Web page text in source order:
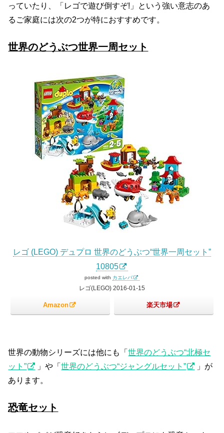
っていたり、「レゴで遊び倒すぞ!」という強い意志のあ
るご家庭には次の2つが特におすすめです。
世界のどうぶつ世界一周セット
レゴ (LEGO) デュプロ 世界のどうぶつ“世界一周セット”
10805
posted with カエレバ
レゴ(LEGO) 2016-01-15
Amazon 楽天市場
世界の動物シリーズには他にも「世界のどうぶつ“北極セ
ット”
」や「世界のどうぶつ“ジャングルセット”
」が
あります。
恐竜セット